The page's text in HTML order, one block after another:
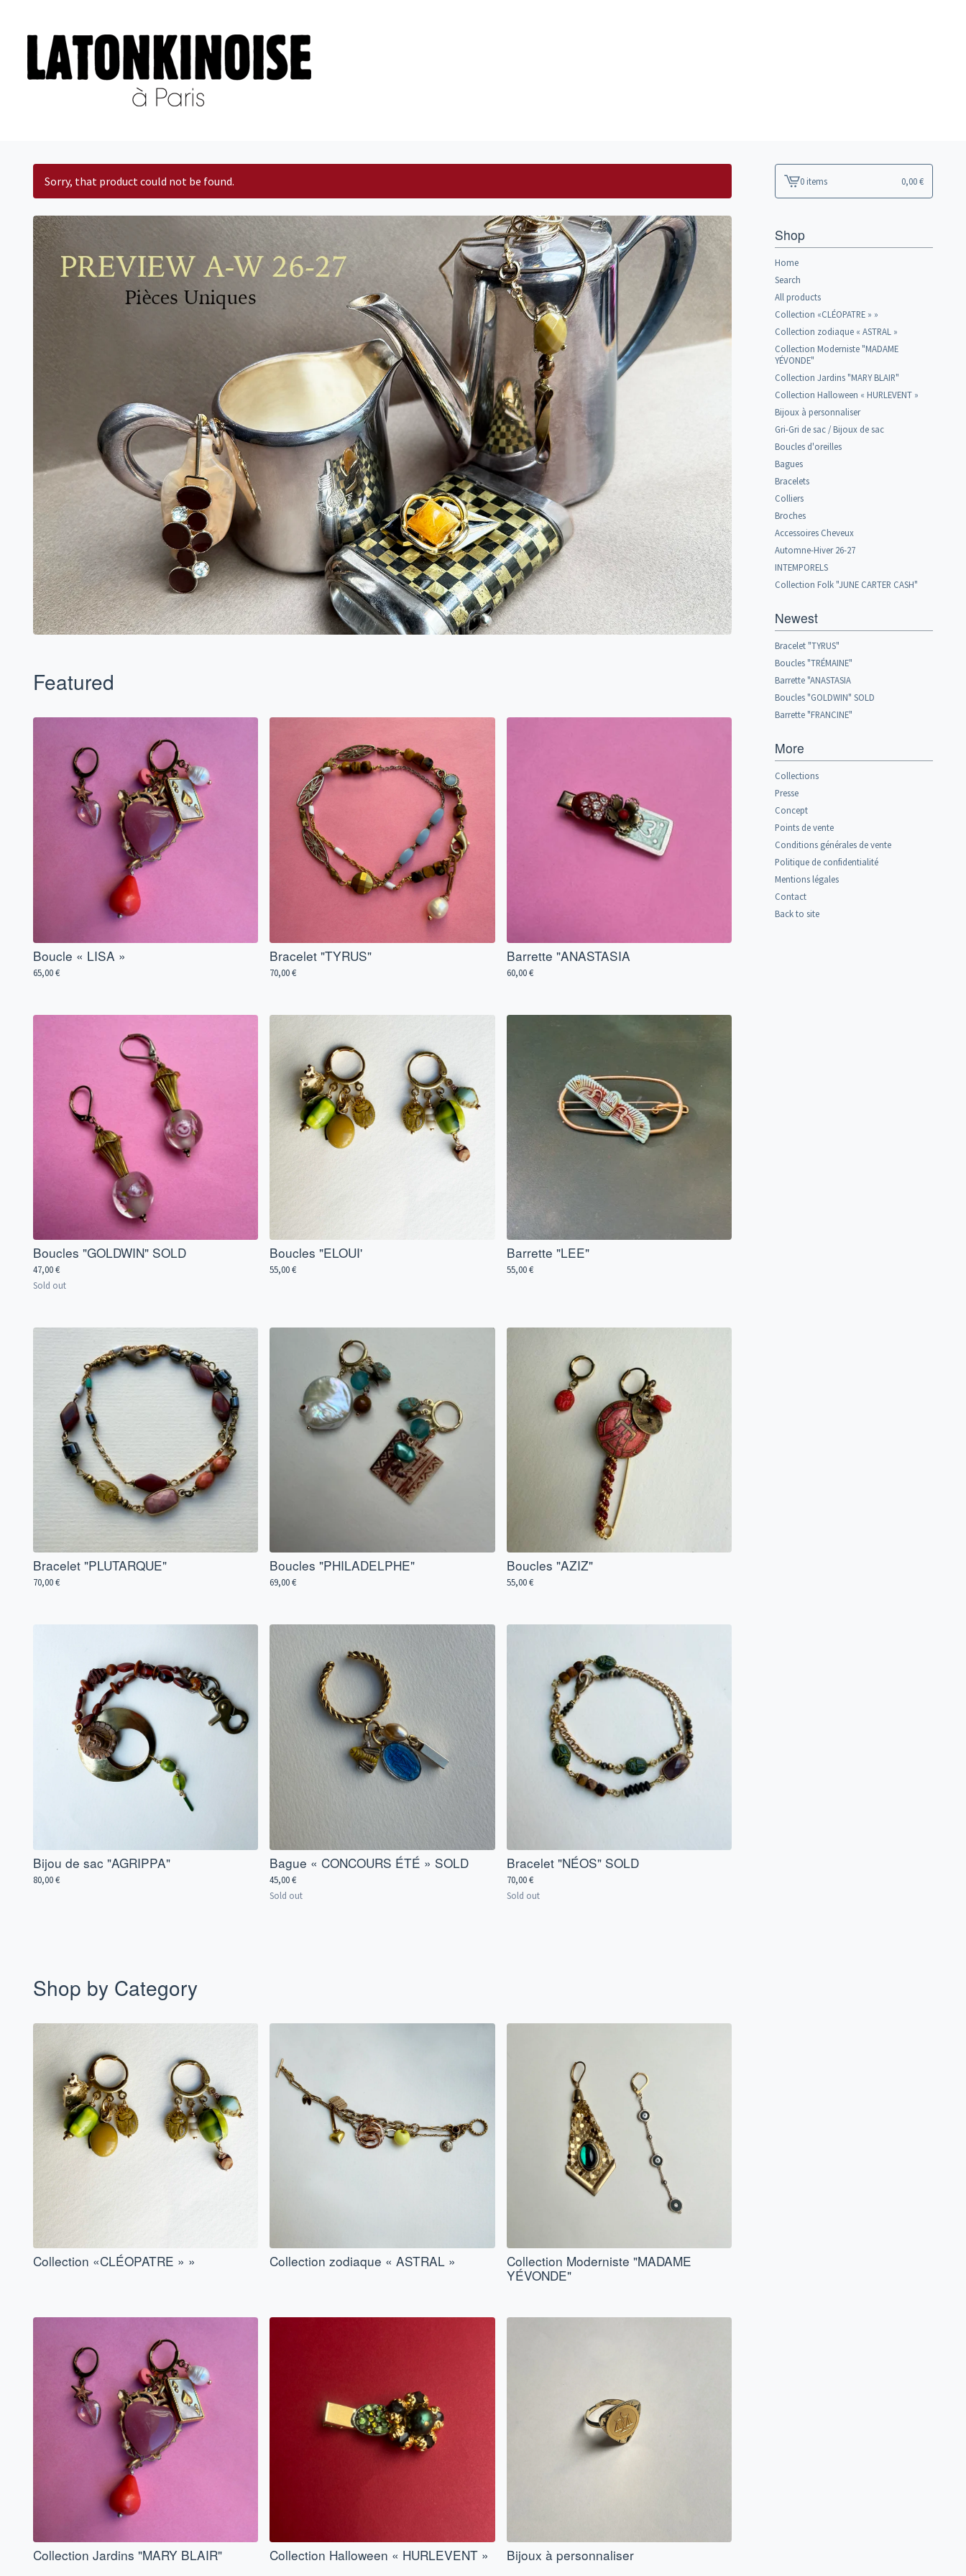
Sorry, that product could not be found.
Featured
Boucle « LISA »
65,00€
Bracelet "TYRUS"
70,00€
Barrette "ANASTASIA
60,00€
Boucles "GOLDWIN" SOLD
47,00€
Sold out
Boucles "ELOUI'
55,00€
Barrette "LEE"
55,00€
Bracelet "PLUTARQUE"
70,00€
Boucles "PHILADELPHE"
69,00€
Boucles "AZIZ"
55,00€
Bijou de sac "AGRIPPA"
80,00€
Bague « CONCOURS ÉTÉ » SOLD
45,00€
Sold out
Bracelet "NÉOS" SOLD
70,00€
Sold out
Shop by Category
Collection «CLÉOPATRE » » Collection zodiaque « ASTRAL »
Collection Moderniste "MADAME
YÉVONDE"
Collection Jardins "MARY BLAIR" Collection Halloween « HURLEVENT » Bijoux à personnaliser
View
cart
0 items 0,00€
Shop
Home
Search
All products
Collection «CLÉOPATRE » »
Collection zodiaque « ASTRAL »
Collection Moderniste "MADAME
YÉVONDE"
Collection Jardins "MARY BLAIR"
Collection Halloween « HURLEVENT »
Bijoux à personnaliser
Gri-Gri de sac / Bijoux de sac
Boucles d'oreilles
Bagues
Bracelets
Colliers
Broches
Accessoires Cheveux
Automne-Hiver 26-27
INTEMPORELS
Collection Folk "JUNE CARTER CASH"
Newest
Bracelet "TYRUS"
Boucles "TRÉMAINE"
Barrette "ANASTASIA
Boucles "GOLDWIN" SOLD
Barrette "FRANCINE"
More
Collections
Presse
Concept
Points de vente
Conditions générales de vente
Politique de confidentialité
Mentions légales
Contact
Back to site